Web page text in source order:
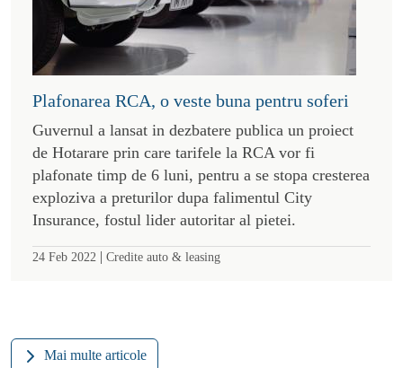
Plafonarea RCA, o veste buna pentru soferi
Guvernul a lansat in dezbatere publica un proiect
de Hotarare prin care tarifele la RCA vor fi
plafonate timp de 6 luni, pentru a se stopa cresterea
exploziva a preturilor dupa falimentul City
Insurance, fostul lider autoritar al pietei.
24 Feb 2022 | Credite auto & leasing
Mai multe articole